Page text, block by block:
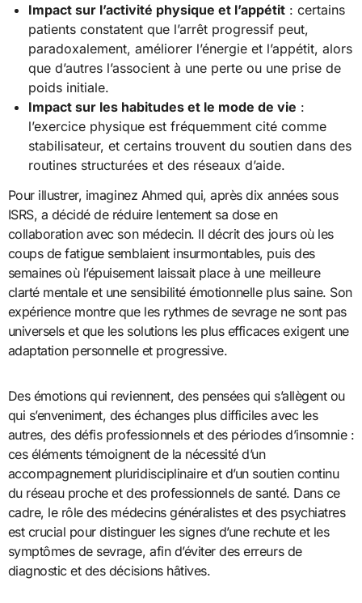
Impact sur l’activité physique et l’appétit : certains
patients constatent que l’arrêt progressif peut,
paradoxalement, améliorer l’énergie et l’appétit, alors
que d’autres l’associent à une perte ou une prise de
poids initiale.
Impact sur les habitudes et le mode de vie :
l’exercice physique est fréquemment cité comme
stabilisateur, et certains trouvent du soutien dans des
routines structurées et des réseaux d’aide.
Pour illustrer, imaginez Ahmed qui, après dix années sous
ISRS, a décidé de réduire lentement sa dose en
collaboration avec son médecin. Il décrit des jours où les
coups de fatigue semblaient insurmontables, puis des
semaines où l’épuisement laissait place à une meilleure
clarté mentale et une sensibilité émotionnelle plus saine. Son
expérience montre que les rythmes de sevrage ne sont pas
universels et que les solutions les plus efficaces exigent une
adaptation personnelle et progressive.
Des émotions qui reviennent, des pensées qui s’allègent ou
qui s’enveniment, des échanges plus difficiles avec les
autres, des défis professionnels et des périodes d’insomnie :
ces éléments témoignent de la nécessité d’un
accompagnement pluridisciplinaire et d’un soutien continu
du réseau proche et des professionnels de santé. Dans ce
cadre, le rôle des médecins généralistes et des psychiatres
est crucial pour distinguer les signes d’une rechute et les
symptômes de sevrage, afin d’éviter des erreurs de
diagnostic et des décisions hâtives.